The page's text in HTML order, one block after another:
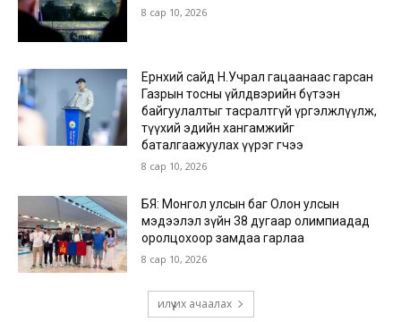
8 сар 10, 2026
Ерөнхий сайд Н.Учрал гацаанаас гарсан
Газрын тосны үйлдвэрийн бүтээн
байгуулалтыг тасралтгүй үргэлжлүүлж,
түүхий эдийн хангамжийг
баталгаажуулах үүрэг өгчээ
8 сар 10, 2026
БЯ: Монгол улсын баг Олон улсын
мэдээлэл зүйн 38 дугаар олимпиадад
оролцохоор замдаа гарлаа
8 сар 10, 2026
илүү их ачаалах